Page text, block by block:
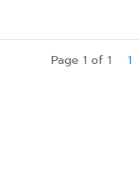
Page 1 of 1 1